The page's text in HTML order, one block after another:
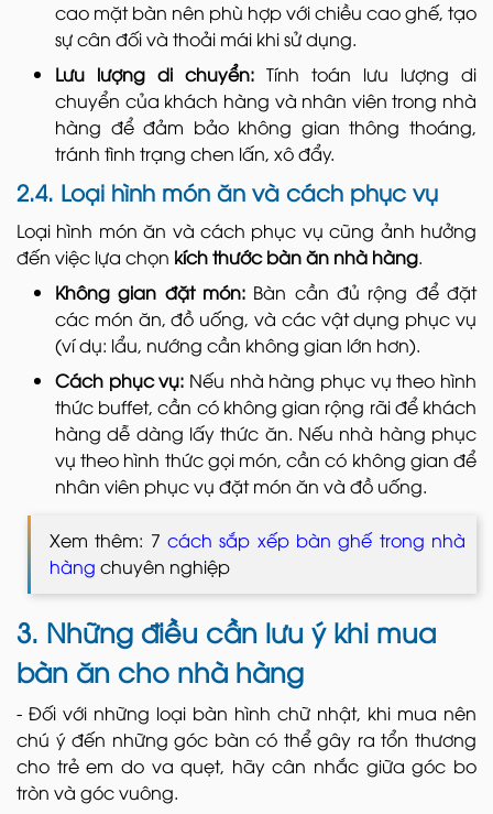
cao mặt bàn nên phù hợp với chiều cao ghế, tạo
sự cân đối và thoải mái khi sử dụng.
Lưu lượng di chuyển: Tính toán lưu lượng di
chuyển của khách hàng và nhân viên trong nhà
hàng để đảm bảo không gian thông thoáng,
tránh tình trạng chen lấn, xô đẩy.
2.4. Loại hình món ăn và cách phục vụ
Loại hình món ăn và cách phục vụ cũng ảnh hưởng
đến việc lựa chọn kích thước bàn ăn nhà hàng.
Không gian đặt món: Bàn cần đủ rộng để đặt
các món ăn, đồ uống, và các vật dụng phục vụ
(ví dụ: lẩu, nướng cần không gian lớn hơn).
Cách phục vụ: Nếu nhà hàng phục vụ theo hình
thức buffet, cần có không gian rộng rãi để khách
hàng dễ dàng lấy thức ăn. Nếu nhà hàng phục
vụ theo hình thức gọi món, cần có không gian để
nhân viên phục vụ đặt món ăn và đồ uống.
Xem thêm: 7 cách sắp xếp bàn ghế trong nhà
hàng chuyên nghiệp
3. Những điều cần lưu ý khi mua
bàn ăn cho nhà hàng
- Đối với những loại bàn hình chữ nhật, khi mua nên
chú ý đến những góc bàn có thể gây ra tổn thương
cho trẻ em do va quẹt, hãy cân nhắc giữa góc bo
tròn và góc vuông.